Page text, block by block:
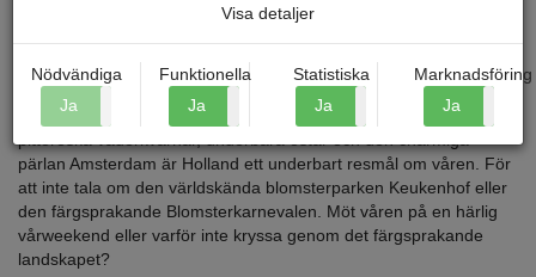
HOLLAND MED SCANDORAMA I
VÅR!
Scandorama d. 15.05.2023
Med blomstrande tulpanfält som breder ut sig mil efter mil,
pärlan Amsterdam är Holland ett underbart resmål om våren. För
att inte tala om den världskända blomsterparken Keukenhof eller
den färgsprakande Blomsterkarnevalen. Möt våren på en härlig
vårweekend eller varför inte kryssa genom det färgsprakande
landskapet?
Visa detaljer
Nödvändiga
Ja
Funktionella
Ja
Statistiska
Ja
Marknadsföring
Ja